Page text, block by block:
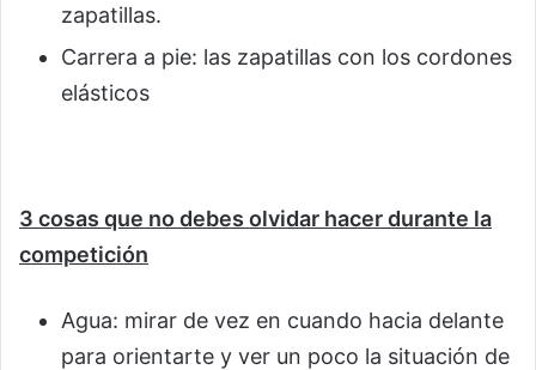
zapatillas.
Carrera a pie: las zapatillas con los cordones
elásticos
3 cosas que no debes olvidar hacer durante la
competición
Agua: mirar de vez en cuando hacia delante
para orientarte y ver un poco la situación de